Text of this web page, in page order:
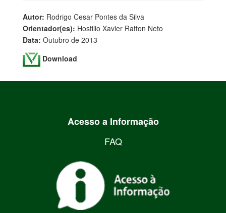
Autor: Rodrigo Cesar Pontes da Silva
Orientador(es): Hostilio Xavier Ratton Neto
Data: Outubro de 2013
Download
Acesso a Informação
FAQ